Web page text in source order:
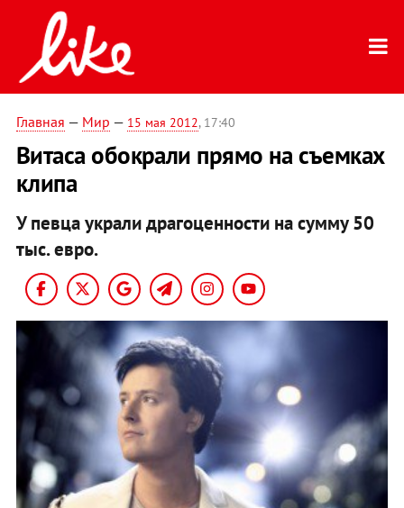
Главная — Мир — 15 мая 2012, 17:40
Витаса обокрали прямо на съемках
клипа
У певца украли драгоценности на сумму 50
тыс. евро.